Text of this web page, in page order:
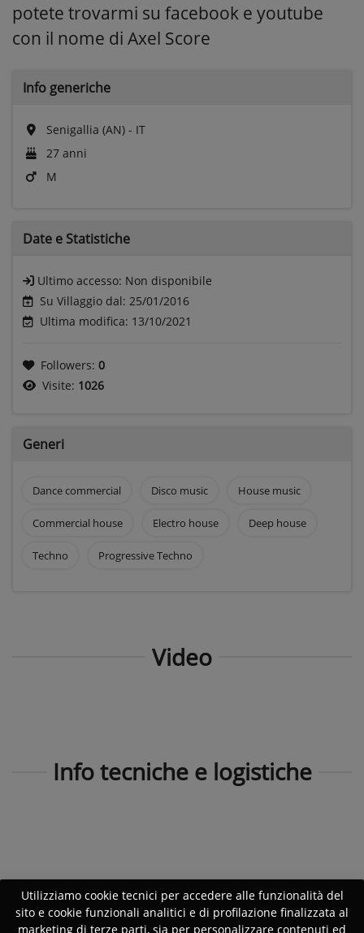
potete trovarmi su facebook e youtube
con il nome di Axel Score
Info generiche
Senigallia (AN) - IT
27 anni
M
Date e Statistiche
Ultimo accesso: Non disponibile
Su Villaggio dal: 25/01/2016
Ultima modifica: 13/10/2021
Followers: 0
Visite: 1026
Generi
Dance commercial Disco music House music
Commercial house Electro house Deep house
Techno Progressive Techno
Video
Info tecniche e logistiche
Utilizziamo cookie tecnici per accedere alle funzionalità del
sito e cookie funzionali analitici e di profilazione finalizzata al
marketing di terze parti, sia per personalizzare contenuti ed